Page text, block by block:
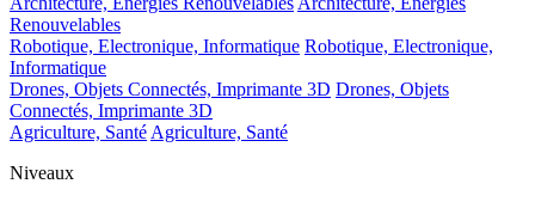
Renouvelables
Robotique, Electronique, Informatique Robotique, Electronique,
Informatique
Drones, Objets Connectés, Imprimante 3D Drones, Objets
Connectés, Imprimante 3D
Agriculture, SantéAgriculture, Santé
Niveaux